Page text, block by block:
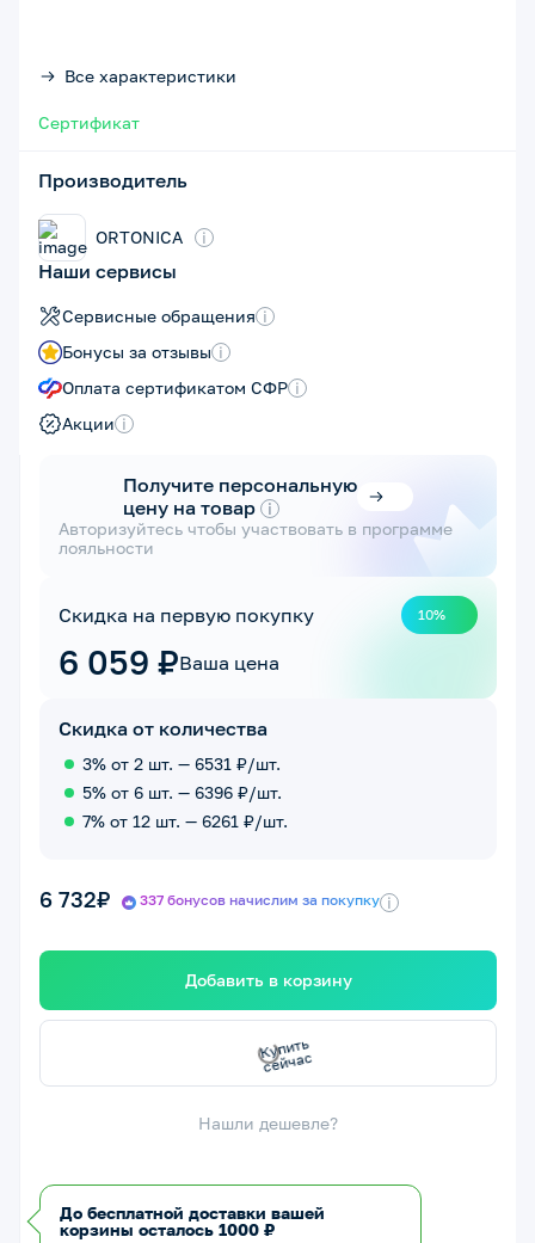
Все характеристики
Сертификат
Производитель
ORTONICA i
Наши сервисы
Сервисные обращения i
Бонусы за отзывы i
Оплата сертификатом СФР i
Акции i
Получите персональную
цену на товар i
Авторизуйтесь чтобы участвовать в программе
лояльности
Скидка на первую покупку 10%
6 059 ₽Ваша цена
Скидка от количества
3% от 2 шт. — 6531 ₽/шт.
5% от 6 шт. — 6396 ₽/шт.
7% от 12 шт. — 6261 ₽/шт.
6 732₽ 337 бонусов начислим за покупку i
Добавить в корзину
Купить
сейчас
Нашли дешевле?
До бесплатной доставки вашей
корзины осталось 1000 ₽